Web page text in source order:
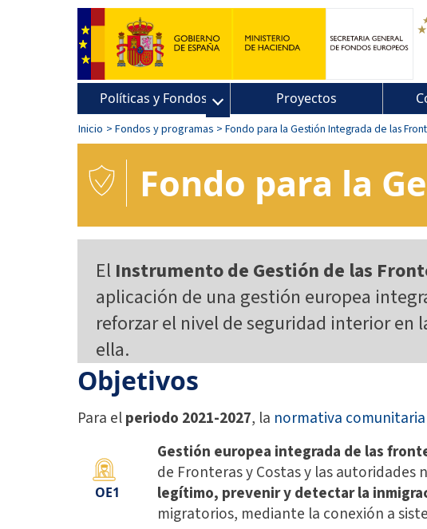
Políticas y Fondos Proyectos
Inicio > Fondos y programas > Fondo para la Gestión Integrada de las
Fondo para la
El Instrumento de Gestión de las
aplicación de una gestión europea
reforzar el nivel de seguridad interior en
ella.
Objetivos
Para elperiodo 2021-2027, la normativa comunitaria
OE1
Gestión europea integrada de las
de Fronteras y Costas y las
legítimo, prevenir y detectar la
migratorios, mediante la conexión a